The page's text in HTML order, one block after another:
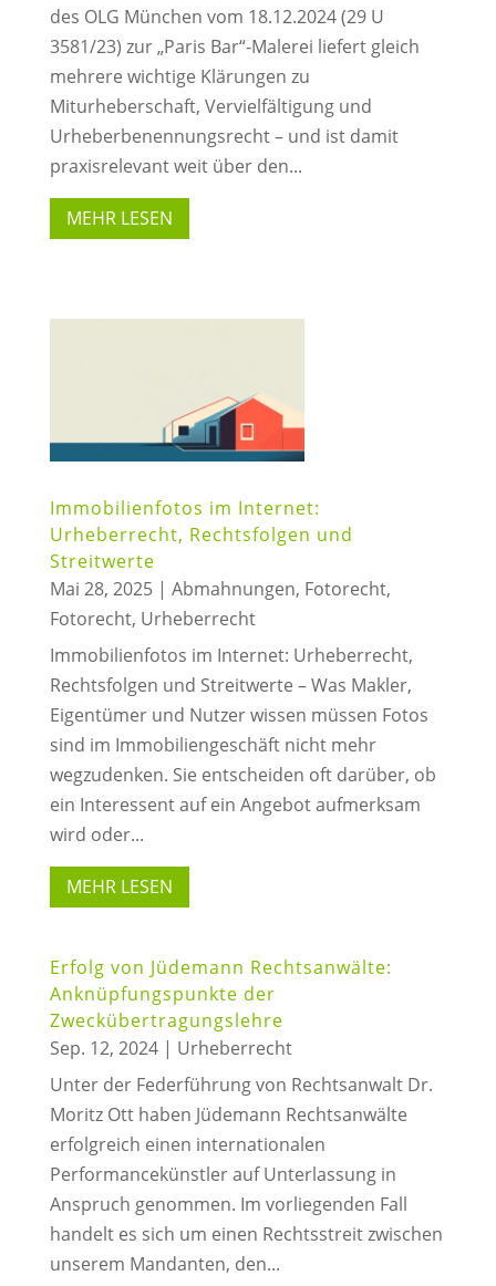
des OLG München vom 18.12.2024 (29 U
3581/23) zur „Paris Bar“‑Malerei liefert gleich
mehrere wichtige Klärungen zu
Miturheberschaft, Vervielfältigung und
Urheberbenennungsrecht – und ist damit
praxisrelevant weit über den...
MEHR LESEN
Immobilienfotos im Internet:
Urheberrecht, Rechtsfolgen und
Streitwerte
Mai 28, 2025| Abmahnungen, Fotorecht,
Fotorecht, Urheberrecht
Immobilienfotos im Internet: Urheberrecht,
Rechtsfolgen und Streitwerte – Was Makler,
Eigentümer und Nutzer wissen müssen Fotos
sind im Immobiliengeschäft nicht mehr
wegzudenken. Sie entscheiden oft darüber, ob
ein Interessent auf ein Angebot aufmerksam
wird oder...
MEHR LESEN
Erfolg von Jüdemann Rechtsanwälte:
Anknüpfungspunkte der
Zweckübertragungslehre
Sep. 12, 2024| Urheberrecht
Unter der Federführung von Rechtsanwalt Dr.
Moritz Ott haben Jüdemann Rechtsanwälte
erfolgreich einen internationalen
Performancekünstler auf Unterlassung in
Anspruch genommen. Im vorliegenden Fall
handelt es sich um einen Rechtsstreit zwischen
unserem Mandanten, den...